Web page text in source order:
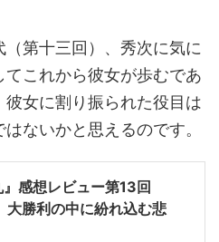
第十三回）、秀次に気に
てこれから彼女が歩むであ
女に割り振られた役目は
ないかと思えるのです。
』感想レビュー第13回
大勝利の中に紛れ込む悲